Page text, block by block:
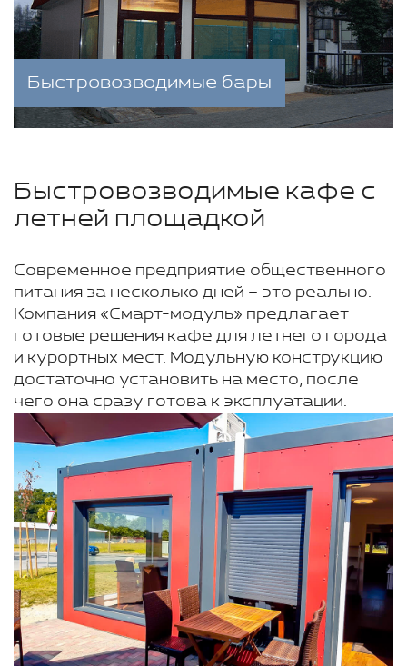
Быстровозводимые бары
Быстровозводимые кафе с
летней площадкой
Современное предприятие общественного
питания за несколько дней – это реально.
Компания «Смарт-модуль» предлагает
готовые решения кафе для летнего города
и курортных мест. Модульную конструкцию
достаточно установить на место, после
чего она сразу готова к эксплуатации.